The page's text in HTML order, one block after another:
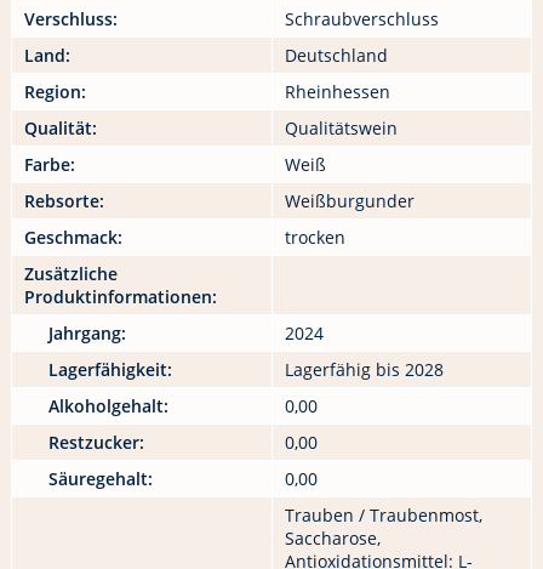
Verschluss:
Schraubverschluss
Land:
Deutschland
Region:
Rheinhessen
Qualität:
Qualitätswein
Farbe:
Weiß
Rebsorte:
Weißburgunder
Geschmack:
trocken
Zusätzliche
Produktinformationen:
Jahrgang:
2024
Lagerfähigkeit:
Lagerfähig bis 2028
Alkoholgehalt:
0,00
Restzucker:
0,00
Säuregehalt:
0,00
Trauben / Traubenmost,
Saccharose,
Antioxidationsmittel: L-